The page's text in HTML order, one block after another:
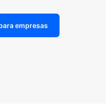
empresas